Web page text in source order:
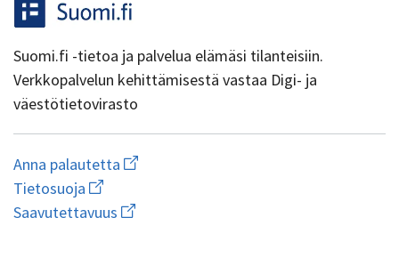
Suomi.fi -tietoa ja palvelua elämäsi tilanteisiin.
Verkkopalvelun kehittämisestä vastaa Digi- ja
väestötietovirasto
Anna palautetta Aloita
uuden
kirjoitus
osoitteeseen
Tietosuoja Avaa
linkki
uuteen
Saavutettavuus Avaa
linkki